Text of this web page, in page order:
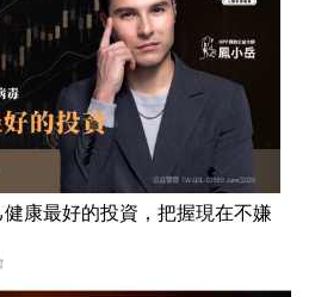
康最好的投資，把握現在不嫌